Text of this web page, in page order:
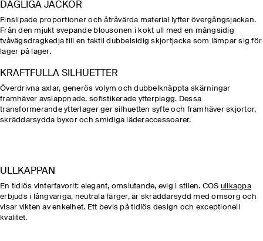
DAGLIGA JACKOR
Finslipade proportioner och åtråvärda material lyfter övergångsjackan.
Från den mjukt svepande blousonen i kokt ull med en mångsidig
tvåvägsdragkedja till en taktil dubbelsidig skjortjacka som lämpar sig för
lager på lager.
KRAFTFULLA SILHUETTER
Överdrivna axlar, generös volym och dubbelknäppta skärningar
framhäver avslappnade, sofistikerade ytterplagg. Dessa
transformerande ytterlager ger silhuetten syfte och framhäver skjortor,
skräddarsydda byxor och smidiga läderaccessoarer.
ULLKAPPAN
En tidlös vinterfavorit: elegant, omslutande, evig i stilen. COS ullkappa
erbjuds i långvariga, neutrala färger, är skräddarsydd med omsorg och
visar vikten av enkelhet. Ett bevis på tidlös design och exceptionell
kvalitet.